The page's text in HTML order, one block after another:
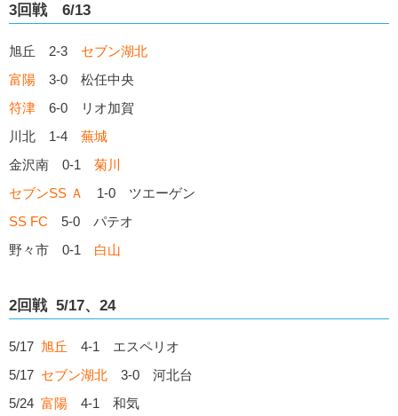
3回戦 6/13
旭丘 2-3 セブン湖北
富陽 3-0 松任中央
符津 6-0 リオ加賀
川北 1-4 蕪城
金沢南 0-1 菊川
セブンSS Ａ
1-0 ツエーゲン
SS FC 5-0 パテオ
野々市 0-1 白山
2回戦 5/17、24
5/17 旭丘 4-1 エスペリオ
5/17 セブン湖北 3-0 河北台
5/24 富陽 4-1 和気